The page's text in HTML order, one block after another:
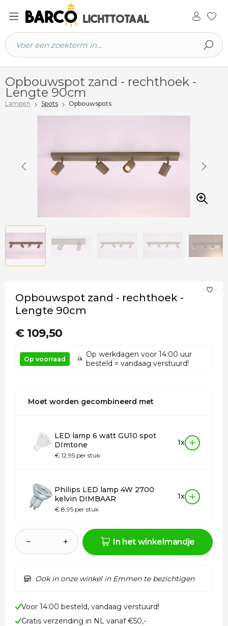
hoofdinhoud
Opbouwspot zand - rechthoek -
Lengte 90cm
Lampen Spots Opbouwspots
Opbouwspot zand - rechthoek -
Lengte 90cm
€ 109,50
Op voorraad
Op werkdagen voor 14:00 uur
besteld = vandaag verstuurd!
Moet worden gecombineerd met
LED lamp 6 watt GU10 spot
DImtone
€ 12,95 per stuk
1x
Philips LED lamp 4W 2700
kelvin DIMBAAR
€ 8,95 per stuk
1x
− + In het winkelmandje
Ook in onze winkel in Emmen te bezichtigen
Voor 14:00 besteld, vandaag verstuurd!
Gratis verzending in NL vanaf €50,-